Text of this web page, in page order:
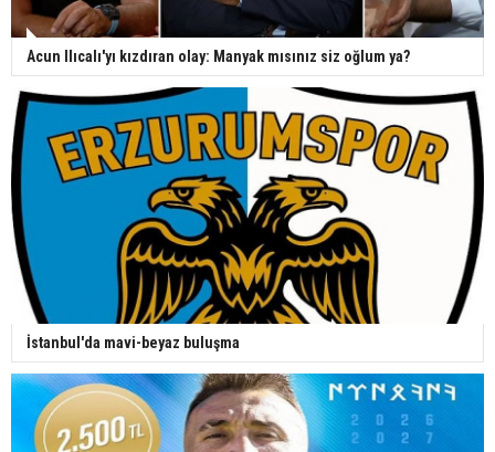
Acun Ilıcalı'yı kızdıran olay: Manyak mısınız siz oğlum ya?
İstanbul'da mavi-beyaz buluşma